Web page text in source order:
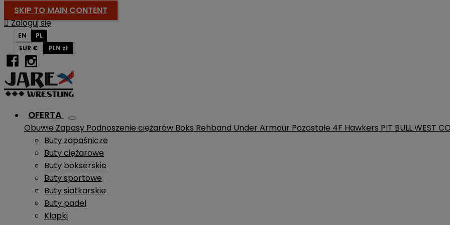
SKIP TO MAIN CONTENT
Zaloguj się
EN
PL
EUR €
PLN zł
OFERTA
Obuwie Zapasy Podnoszenie ciężarów Boks Rehband Under Armour Pozostałe 4F Hawkers PIT BULL WEST
Buty zapaśnicze
Buty ciężarowe
Buty bokserskie
Buty sportowe
Buty siatkarskie
Buty padel
Klapki